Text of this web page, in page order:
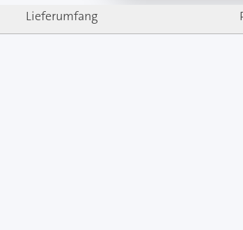
Lieferumfang